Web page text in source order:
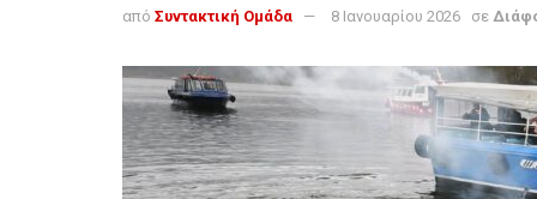
από Συντακτική Ομάδα 8 Ιανουαρίου 2026 σε